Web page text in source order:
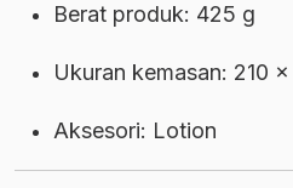
Berat produk: 425 g
Ukuran kemasan: 210
Aksesori: Lotion